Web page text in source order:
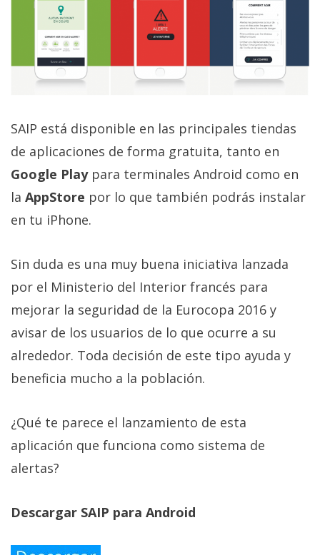
Informático
(CC) 2006-
Algunos
derechos
reservados.
SAIP está disponible en las principales tiendas
de aplicaciones de forma gratuita, tanto en
Google Playpara terminales Android como en
la AppStore por lo que también podrás instalar
en tu iPhone.
Sin duda es una muy buena iniciativa lanzada
por el Ministerio del Interior francés para
mejorar la seguridad de la Eurocopa 2016 y
avisar de los usuarios de lo que ocurre a su
alrededor. Toda decisión de este tipo ayuda y
beneficia mucho a la población.
¿Qué te parece el lanzamiento de esta
aplicación que funciona como sistema de
alertas?
Descargar SAIP para Android